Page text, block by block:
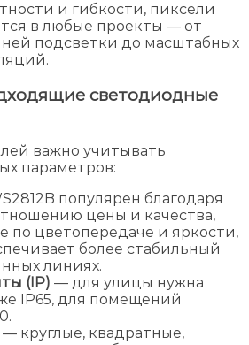
и гибкости, пиксели
в любые проекты — от
подсветки до масштабных
светодиодные
важно учитывать
параметров:
популярен благодаря
цены и качества,
по цветопередаче и яркости,
более стабильный
линиях.
(IP) — для улицы нужна
IP65, для помещений
— круглые, квадратные,